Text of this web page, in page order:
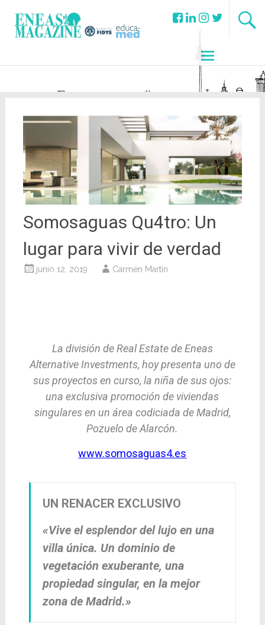
Somosaguas Qu4tro: Un
lugar para vivir de verdad
junio 12, 2019 Carmen Martin
El tiempo es contradictorio. A veces,
La división de Real Estate de Eneas
Alternative Investments, hoy presenta uno de
sus proyectos en curso, la niña de sus ojos:
una exclusiva promoción de viviendas
singulares en un área codiciada de Madrid,
Pozuelo de Alarcón.
www.somosaguas4.es
UN RENACER EXCLUSIVO
«Vive el esplendor del lujo en una
villa única. Un dominio de
vegetación exuberante, una
propiedad singular, en la mejor
zona de Madrid.»